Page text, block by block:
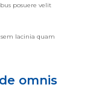
posuere velit
lacinia quam
omnis